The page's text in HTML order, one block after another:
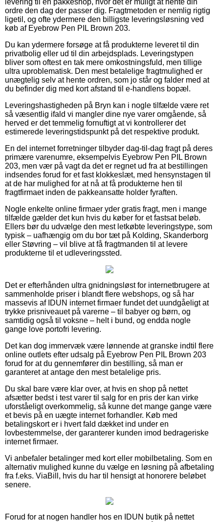
ordre den dag der passer dig. Fragtmetoden er nemlig rigtig
ligetil, og ofte ydermere den billigste leveringsløsning ved
køb af Eyebrow Pen PIL Brown 203.
Du kan ydermere forsøge at få produkterne leveret til din
privatbolig eller ud til din arbejdsplads. Leveringstypen
bliver som oftest en tak mere omkostningsfuld, men tillige
ultra uproblematisk. Den mest betalelige fragtmulighed er
unægtelig selv at hente ordren, som jo står og falder med at
du befinder dig med kort afstand til e-handlens bopæl.
Leveringshastigheden på Bryn kan i nogle tilfælde være ret
så væsentlig ifald vi mangler dine nye varer omgående, så
herved er det temmelig fornuftigt at vi kontrollerer det
estimerede leveringstidspunkt på det respektive produkt.
En del internet forretninger tilbyder dag-til-dag fragt på deres
primære varenumre, eksempelvis Eyebrow Pen PIL Brown
203, men vær på vagt da det er regnet ud fra at bestillingen
indsendes forud for et fast klokkeslæt, med hensynstagen til
at de har mulighed for at nå at få produkterne hen til
fragtfirmaet inden de pakkeansatte holder fyraften.
Nogle enkelte online firmaer yder gratis fragt, men i mange
tilfælde gælder det kun hvis du køber for et fastsat beløb.
Ellers bør du udvælge den mest letkøbte leveringstype, som
typisk – uafhængig om du bor tæt på Kolding, Skanderborg
eller Støvring – vil blive at få fragtmanden til at levere
produkterne til et udleveringssted.
Det er efterhånden ultra gnidningsløst for internetbrugere at
sammenholde priser i blandt flere webshops, og så har
massevis af IDUN internet firmaer fundet det uundgåeligt at
trykke prisniveauet på varerne – til babyer og børn, og
samtidig også til voksne – helt i bund, og endda nogle
gange love portofri levering.
Det kan dog immervæk være lønnende at granske indtil flere
online outlets efter udsalg på Eyebrow Pen PIL Brown 203
forud for at du gennemfører din bestilling, så man er
garanteret at antage den mest betalelige pris.
Du skal bare være klar over, at hvis en shop på nettet
afsætter bedst i test varer til salg for en pris der kan virke
uforståeligt overkommelig, så kunne det mange gange være
et bevis på en uægte internet forhandler. Køb med
betalingskort er i hvert fald dækket ind under en
lovbestemmelse, der garanterer kunden imod bedrageriske
internet firmaer.
Vi anbefaler betalinger med kort eller mobilbetaling. Som en
alternativ mulighed kunne du vælge en løsning på afbetaling
fra f.eks. ViaBill, hvis du har til hensigt at honorere beløbet
senere.
Forud for at nogen handler hos en IDUN butik på nettet